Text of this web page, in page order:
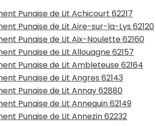
Punaise de Lit Achicourt 62217
Punaise de Lit Aire-sur-la-Lys 62120
Punaise de Lit Aix-Noulette 62160
Punaise de Lit Allouagne 62157
Punaise de Lit Ambleteuse 62164
Punaise de Lit Angres 62143
Punaise de Lit Annay 62880
Punaise de Lit Annequin 62149
Punaise de Lit Annezin 62232